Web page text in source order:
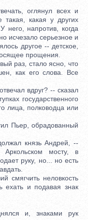
оглянул всех и
какая у других
напротив, когда
исчезало серьезное и
другое -- детское,
прощения.
раз, стало ясно, что
как его слова. Все
вдруг? -- сказал
государственного
лица, полководца или
Пьер, обрадованный
князь Андрей, --
мосту, в
руку, но... но есть
неловкость
ехать и подавая знак
и, знаками рук